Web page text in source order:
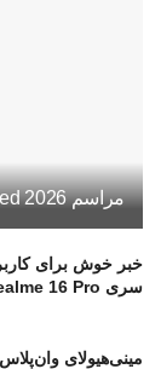
مراسم Galaxy Unpacked 2026
خبر خوش برای
سری Realme 16 Pro افزایش یافت
مینی‌هیولای